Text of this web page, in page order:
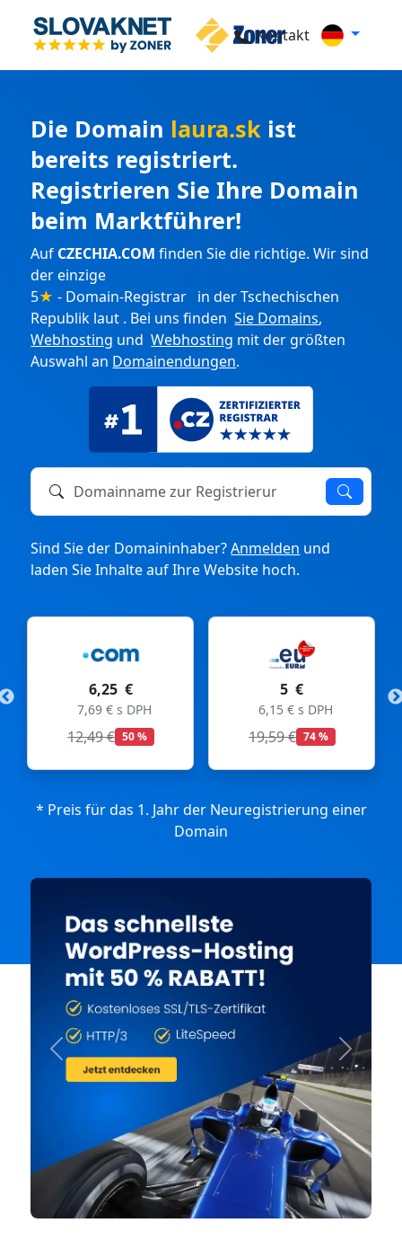
Kontakt
Die Domain laura.sk ist
bereits registriert.
Registrieren Sie Ihre Domain
beim Marktführer!
Auf CZECHIA.COM finden Sie die richtige. Wir sind
der einzige
5★ - Domain-Registrar in der Tschechischen
Republik laut . Bei uns findenSie Domains,
Webhosting undWebhosting mit der größten
Auswahl an Domainendungen.
Domainname zur Registrierung oder zum Transfer
Sind Sie der Domaininhaber?Anmelden und
laden Sie Inhalte auf Ihre Website hoch.
6,25 €
7,69 € s DPH
12,49 € 50 %
5 €
6,15 € s DPH
19,59 € 74 %
* Preis für das 1. Jahr der Neuregistrierung einer
Domain
Previous Next